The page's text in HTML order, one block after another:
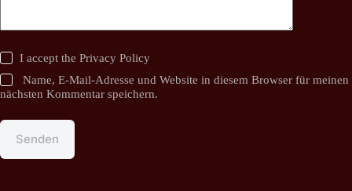
I accept thePrivacy Policy
Name, E-Mail-Adresse und Website in diesem Browser für meinen
nächsten Kommentar speichern.
Senden